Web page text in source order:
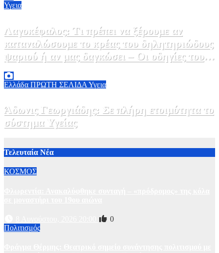
Υγεια
Λαγοκέφαλος: Τι πρέπει να ξέρουμε αν
καταναλώσουμε το κρέας του δηλητηριώδους
ψαριού ή αν μας δαγκώσει – Οι οδηγίες του
ΕΟΔΥ
Ελλάδα ΠΡΩΤΗ ΣΕΛΙΔΑ Υγεια
Άδωνις Γεωργιάδης: Σε πλήρη ετοιμότητα το
σύστημα Υγείας
Τελευταία Νέα
ΚΟΣΜΟΣ
0
Πολιτισμός